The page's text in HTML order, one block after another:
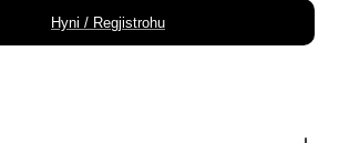
Hyni / Regjistrohu